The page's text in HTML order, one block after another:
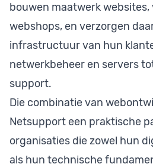
bouwen maatwerk websites,
webshops, en verzorgen
infrastructuur van hun
netwerkbeheer en servers
support.
Die combinatie van
Netsupport een praktische
organisaties die zowel hun
als hun technische